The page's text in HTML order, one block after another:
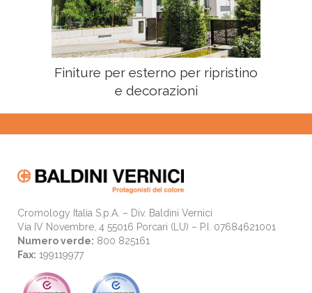
Finiture per esterno per ripristino
e decorazioni
Cromology Italia S.p.A. – Div. Baldini Vernici
Via IV Novembre, 4 55016 Porcari (LU) – P.I. 07684621001
Numero verde: 800 825161
Fax: 199119977